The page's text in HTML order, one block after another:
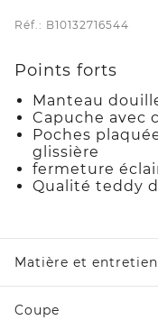
Réf.: B10132716544
Points forts
Manteau
Capuche avec
Poches
glissière
fermeture
Qualité teddy
Matière et entretien
Coupe